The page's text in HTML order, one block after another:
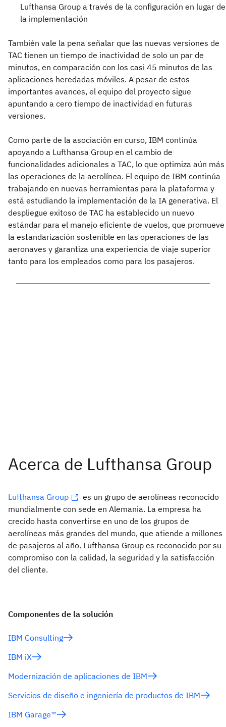
Lufthansa Group a través de la configuración en lugar de
la implementación
También vale la pena señalar que las nuevas versiones de
TAC tienen un tiempo de inactividad de solo un par de
minutos, en comparación con los casi 45 minutos de las
aplicaciones heredadas móviles. A pesar de estos
importantes avances, el equipo del proyecto sigue
apuntando a cero tiempo de inactividad en futuras
versiones.
Como parte de la asociación en curso, IBM continúa
apoyando a Lufthansa Group en el cambio de
funcionalidades adicionales a TAC, lo que optimiza aún más
las operaciones de la aerolínea. El equipo de IBM continúa
trabajando en nuevas herramientas para la plataforma y
está estudiando la implementación de la IA generativa. El
despliegue exitoso de TAC ha establecido un nuevo
estándar para el manejo eficiente de vuelos, que promueve
la estandarización sostenible en las operaciones de las
aeronaves y garantiza una experiencia de viaje superior
tanto para los empleados como para los pasajeros.
Lufthansa Group
es un grupo de aerolíneas reconocido
mundialmente con sede en Alemania. La empresa ha
crecido hasta convertirse en uno de los grupos de
aerolíneas más grandes del mundo, que atiende a millones
de pasajeros al año. Lufthansa Group es reconocido por su
compromiso con la calidad, la seguridad y la satisfacción
del cliente.
Componentes de la solución
IBM Consulting
IBM iX
Modernización de aplicaciones de IBM
Servicios de diseño e ingeniería de productos de IBM
IBM Garage™